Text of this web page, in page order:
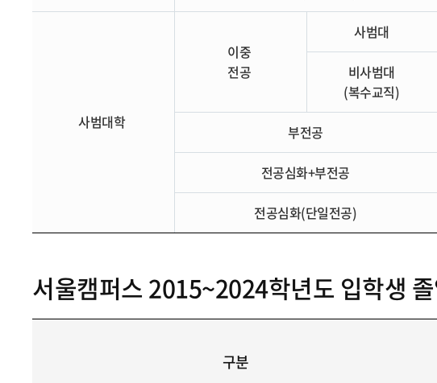
사범대학
이중
전공
사범대
비사범대
(복수교직)
부전공
전공심화+부전공
전공심화(단일전공)
서울캠퍼스 2015~2024학년도 입학생
구분